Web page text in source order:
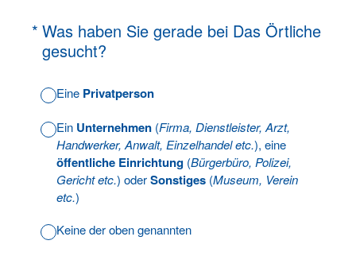
* Was haben Sie gerade bei Das Örtliche
gesucht?
(Erforderlich.)
Eine Privatperson
Ein Unternehmen (Firma, Dienstleister, Arzt,
Handwerker, Anwalt, Einzelhandel etc.), eine
öffentliche Einrichtung (Bürgerbüro, Polizei,
Gericht etc.) oderSonstiges (Museum, Verein
etc.)
Keine der oben genannten